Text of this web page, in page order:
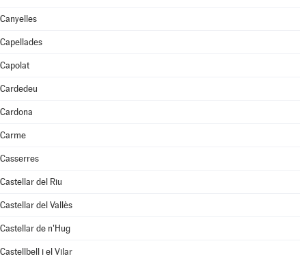
Canyelles
Capellades
Capolat
Cardedeu
Cardona
Carme
Casserres
Castellar del Riu
Castellar del Vallès
Castellar de n'Hug
Castellbell i el Vilar